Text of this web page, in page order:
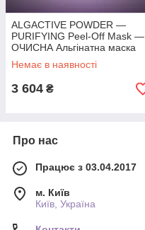
ALGACTIVE POWDER —
PURIFYING Peel-Off Mask —
ОЧИСНА Альгінатна маска
(350г)
Немає в наявності
3 604 ₴
Про нас
Працює з 03.04.2017
м. Київ
Київ, Україна